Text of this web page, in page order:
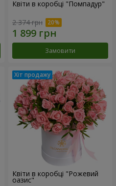
Квіти в коробці "Помпадур"
2 374 грн
Замовити
Квіти в коробці "Рожевий
оазис"